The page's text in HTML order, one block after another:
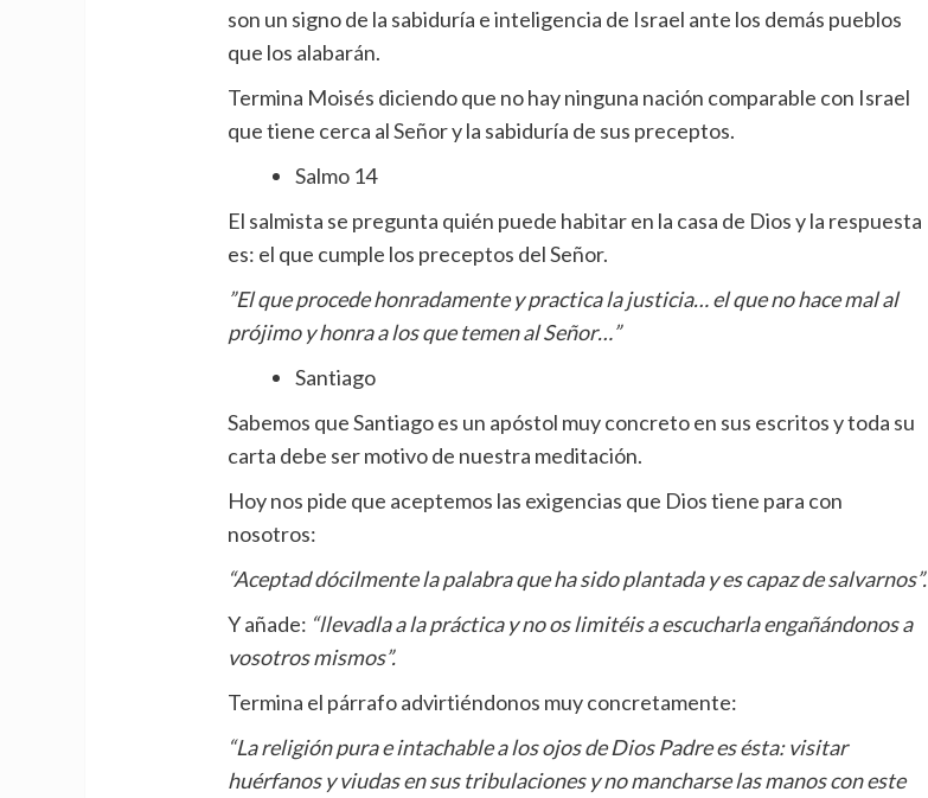
son un signo de la sabiduría e inteligencia de Israel ante los demás pueblos
que los alabarán.
Termina Moisés diciendo que no hay ninguna nación comparable con Israel
que tiene cerca al Señor y la sabiduría de sus preceptos.
Salmo 14
El salmista se pregunta quién puede habitar en la casa de Dios y la respuesta
es: el que cumple los preceptos del Señor.
”El que procede honradamente y practica la justicia… el que no hace mal al
prójimo y honra a los que temen al Señor…”
Santiago
Sabemos que Santiago es un apóstol muy concreto en sus escritos y toda su
carta debe ser motivo de nuestra meditación.
Hoy nos pide que aceptemos las exigencias que Dios tiene para con
nosotros:
“Aceptad dócilmente la palabra que ha sido plantada y es capaz de salvarnos”.
Y añade: “llevadla a la práctica y no os limitéis a escucharla engañándonos a
vosotros mismos”.
Termina el párrafo advirtiéndonos muy concretamente:
“La religión pura e intachable a los ojos de Dios Padre es ésta: visitar
huérfanos y viudas en sus tribulaciones y no mancharse las manos con este